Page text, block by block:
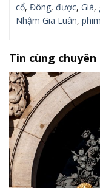
cổ, Đông, được, Giá,
Nhậm Gia Luân, phim
Tin cùng chuyên